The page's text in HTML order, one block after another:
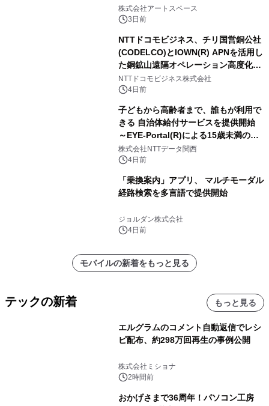
FRIENDSの仲間たちが インテリアア
ートとして新たな魅力を発信。
株式会社アートスペース
3日前
NTTドコモビジネス、チリ国営銅公社
(CODELCO)とIOWN(R) APNを活用し
た銅鉱山遠隔オペレーション高度化に
向けた調査・実証を開始
NTTドコモビジネス株式会社
4日前
子どもから高齢者まで、誰もが利用で
きる 自治体給付サービスを提供開始
～EYE-Portal(R)による15歳未満の本
人認証と デジタルデバイド対策で実現
～
株式会社NTTデータ関西
4日前
「乗換案内」アプリ、 マルチモーダル
経路検索を多言語で提供開始
ジョルダン株式会社
4日前
モバイルの新着をもっと見る
テックの新着 もっと見る
エルグラムのコメント自動返信でレシ
ピ配布、約298万回再生の事例公開
株式会社ミショナ
2時間前
おかげさまで36周年！パソコン工房